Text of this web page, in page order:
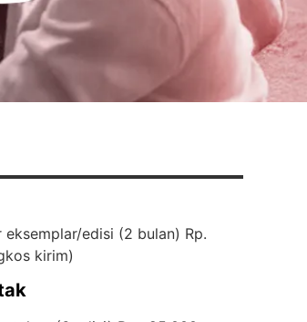
edisi (2 bulan) Rp.
kirim)